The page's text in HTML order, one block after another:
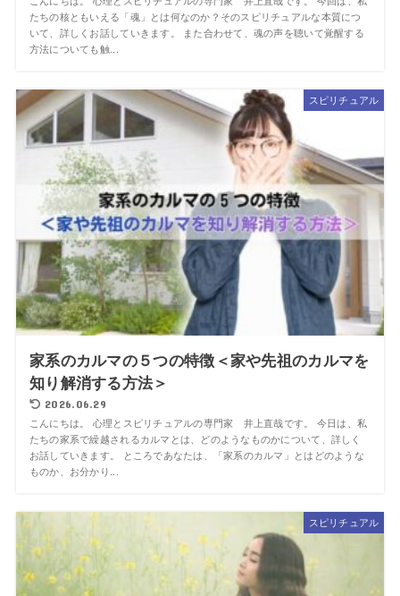
たちの核ともいえる「魂」とは何なのか？そのスピリチュアルな本質につ
いて、詳しくお話していきます。 また合わせて、魂の声を聴いて覚醒する
方法についても触...
スピリチュアル
家系のカルマの５つの特徴＜家や先祖のカルマを
知り解消する方法＞
2026.06.29
こんにちは。 心理とスピリチュアルの専門家 井上直哉です。 今日は、私
たちの家系で繰越されるカルマとは、どのようなものかについて、詳しく
お話していきます。 ところであなたは、「家系のカルマ」とはどのような
ものか、お分かり...
スピリチュアル